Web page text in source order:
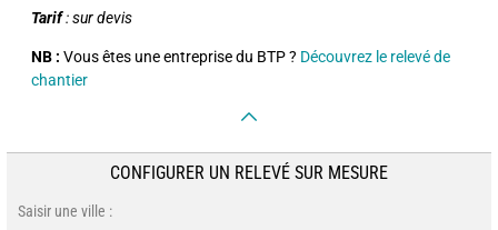
Tarif: sur devis
NB : Vous êtes une entreprise du BTP ? Découvrez le relevé de
chantier
CONFIGURER UN RELEVÉ SUR MESURE
Saisir une ville :